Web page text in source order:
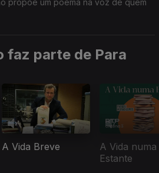
propõe um poema na voz de quem
faz parte de Para
A Vida Breve
A Vida numa
Estante